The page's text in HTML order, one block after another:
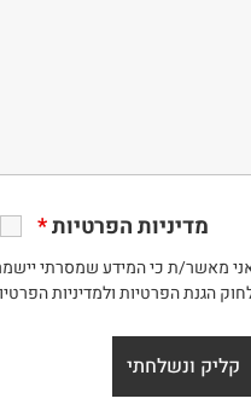
מדיניות הפרטיות*
מאשר/ת כי המידע שמסרתי
הגנת הפרטיות ולמדיניות